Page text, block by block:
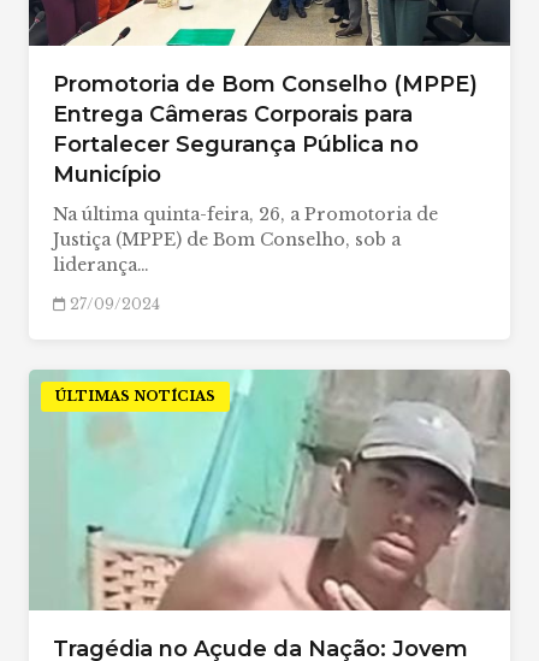
Promotoria de Bom Conselho (MPPE)
Entrega Câmeras Corporais para
Fortalecer Segurança Pública no
Município
Na última quinta-feira, 26, a Promotoria de
Justiça (MPPE) de Bom Conselho, sob a
liderança…
27/09/2024
ÚLTIMAS NOTÍCIAS
Tragédia no Açude da Nação: Jovem